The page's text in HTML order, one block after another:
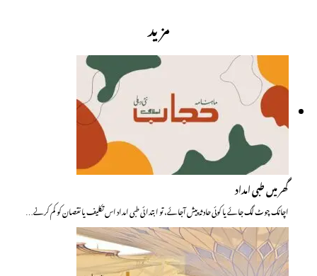
مزید
گھر میں طبی امداد
اچانک چوٹ لگ جائے یا کوئی حادثہ پیش آجائے، تو ابتدائی طبی امداد اس تکلیف یا نقصان کو کم کرنے…